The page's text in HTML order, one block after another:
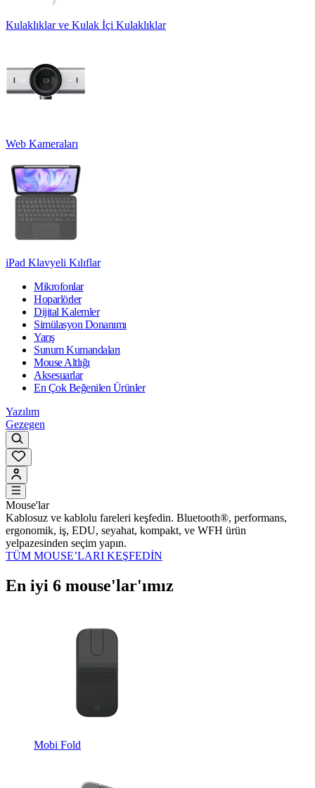
Kulaklıklar ve Kulak İçi Kulaklıklar
Web Kameraları
iPad Klavyeli Kılıflar
Mikrofonlar
Hoparlörler
Dijital Kalemler
Simülasyon Donanımı
Yarış
Sunum Kumandaları
Mouse Altlığı
Aksesuarlar
En Çok Beğenilen Ürünler
Yazılım
Gezegen
Mouse'lar
Kablosuz ve kablolu fareleri keşfedin. Bluetooth®, performans,
ergonomik, iş, EDU, seyahat, kompakt, ve WFH ürün
yelpazesinden seçim yapın.
TÜM MOUSE’LARI KEŞFEDİN
En iyi 6 mouse'lar'ımız
Mobi Fold